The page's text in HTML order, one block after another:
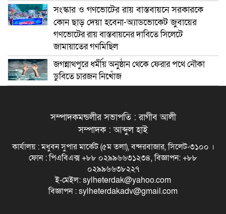
সংস্কার ও গণভোটের রায় বাস্তবায়নে সরকারকে
কোন ছাড় দেয়া হবেনা-অ্যাডভোকেট জুবায়ের
গণভোটের রায় বাস্তবায়নের দাবিতে সিলেটে
জামায়াতের গণমিছিল
জগন্নাথপুরে ধর্মীয় অনুষ্ঠান থেকে ফেরার পথে নৌকা
ডুবিতে চারজন নিখোঁজ
সম্পাদকমন্ডলীর সভাপতি : রাগীব আলী
সম্পাদক : আব্দুল হাই
কার্যালয় : মধুবন সুপার মার্কেট (৫ম তলা), বন্দরবাজার, সিলেট-৩১০০ ।
ফোন : পিএবিএক্স +৮৮ ০২৯৯৬৬৩১২৩৪, বিজ্ঞাপন: +৮৮
০২৯৯৬৬৩৮২২৭
ই-মেইল: sylheterdak@yahoo.com
বিজ্ঞাপন : sylheterdakadv@gmail.com